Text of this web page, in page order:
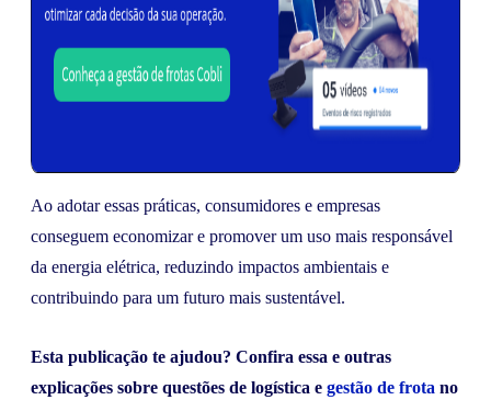
Ao adotar essas práticas, consumidores e empresas
conseguem economizar e promover um uso mais responsável
da energia elétrica, reduzindo impactos ambientais e
contribuindo para um futuro mais sustentável.
Esta publicação te ajudou? Confira essa e outras
explicações sobre questões de logística e gestão de frota no